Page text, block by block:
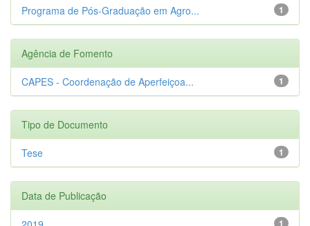
1
Programa de Pós-Graduação em Agro...
Agência de Fomento
1
CAPES - Coordenação de Aperfeiçoa...
Tipo de Documento
1
Tese
Data de Publicação
1